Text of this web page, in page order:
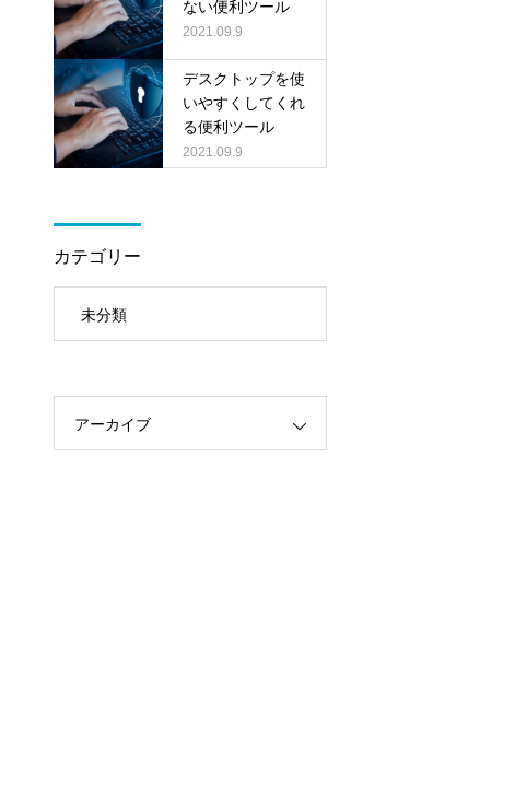
ない便利ツール
2021.09.9
デスクトップを使
いやすくしてくれ
る便利ツール
2021.09.9
カテゴリー
未分類
アーカイブ